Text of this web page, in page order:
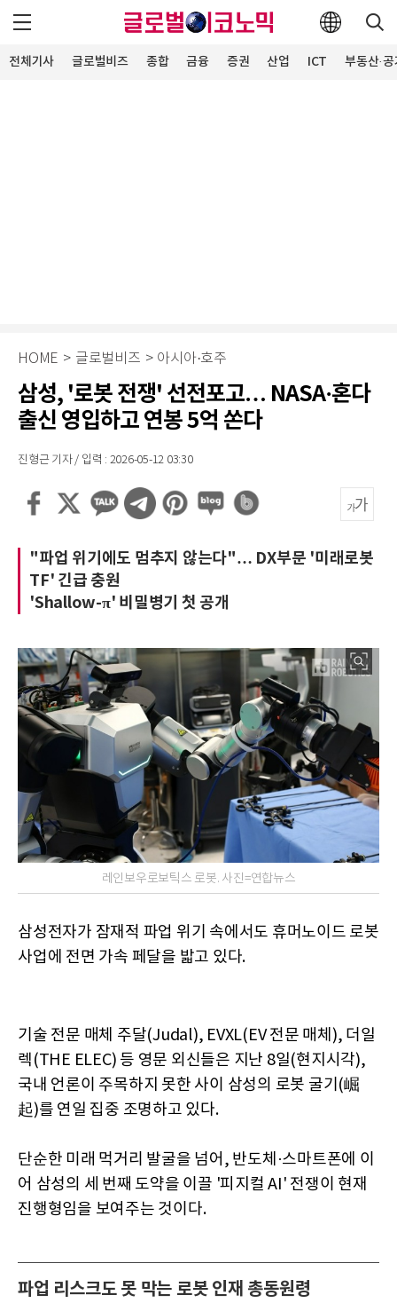
전체기사 글로벌비즈 종합 금융 증권 산업 ICT 부동산·
HOME > 글로벌비즈 > 아시아·호주
삼성, '로봇 전쟁' 선전포고… NASA·혼다
출신 영입하고 연봉 5억 쏜다
진형근 기자 / 입력 : 2026-05-12 03:30
"파업 위기에도 멈추지 않는다"… DX부문 '미래로봇
TF' 긴급 충원
'Shallow-π' 비밀병기 첫 공개
레인보우로보틱스 로봇. 사진=연합뉴스
삼성전자가 잠재적 파업 위기 속에서도 휴머노이드 로봇
사업에 전면 가속 페달을 밟고 있다.
기술 전문 매체 주달(Judal), EVXL(EV 전문 매체), 더일
렉(THE ELEC) 등 영문 외신들은 지난 8일(현지시각),
국내 언론이 주목하지 못한 사이 삼성의 로봇 굴기(崛
起)를 연일 집중 조명하고 있다.
단순한 미래 먹거리 발굴을 넘어, 반도체·스마트폰에 이
어 삼성의 세 번째 도약을 이끌 '피지컬 AI' 전쟁이 현재
진행형임을 보여주는 것이다.
파업 리스크도 못 막는 로봇 인재 총동원령